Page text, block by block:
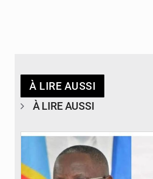
À LIRE AUSSI
À LIRE AUSSI